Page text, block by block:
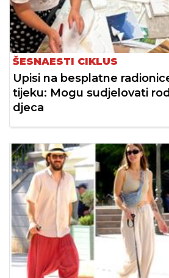
ŠESNAESTI CIKLUS
Upisi na besplatne
tijeku: Mogu sudjelovati
djeca